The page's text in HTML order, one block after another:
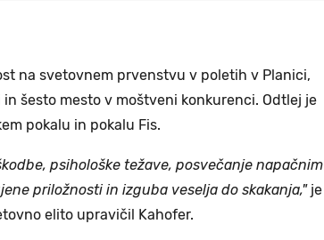
na svetovnem prvenstvu v poletih v Planici,
šesto mesto v moštveni konkurenci. Odtlej je
pokalu in pokalu Fis.
psihološke težave, posvečanje napačnim
priložnosti in izguba veselja do skakanja," je
elito upravičil Kahofer.